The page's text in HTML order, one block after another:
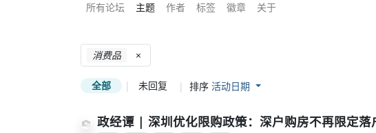
所有论坛 主题 作者 标签 徽章 关于
消费品 ×
全部 | 未回复 | 排序 活动日期
政经谭 | 深圳优化限购政策：深户购房不再限定